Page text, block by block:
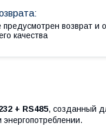
предусмотрен возврат и
качества
+ RS485, созданный